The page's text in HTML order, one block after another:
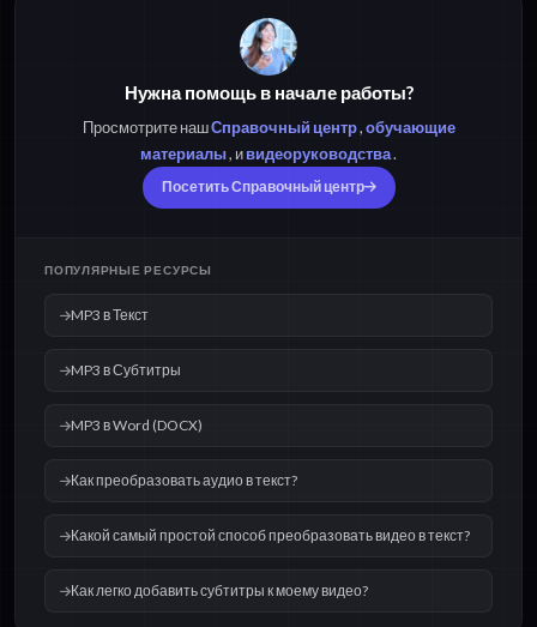
Нужна помощь в начале работы?
Просмотрите нашСправочный центр,обучающие
материалы, ивидеоруководства.
Посетить Справочный центр
ПОПУЛЯРНЫЕ РЕСУРСЫ
MP3 в Текст
MP3 в Субтитры
MP3 в Word (DOCX)
Как преобразовать аудио в текст?
Какой самый простой способ преобразовать видео в текст?
Как легко добавить субтитры к моему видео?